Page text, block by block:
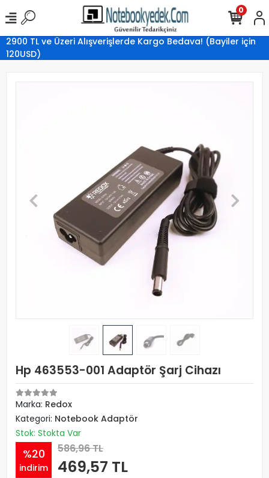
2900 TL ve Üzeri Alışverişlerde Kargo Bedava! (Bayiler için
120USD)
0
Hp 463553-001 Adaptör Şarj Cihazı
Marka: Redox
Kategori: Notebook Adaptör
Stok: Stokta Var
%20
indirim
586,96 TL
469,57 TL